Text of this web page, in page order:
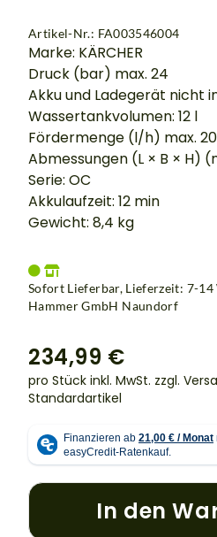
Artikel-Nr.: FA003546004
Marke: KÄRCHER
Druck (bar) max. 24
Akku und Ladegerät nicht
Wassertankvolumen: 12 l
Fördermenge (l/h) max.
Abmessungen (L × B × H)
Serie: OC
Akkulaufzeit: 12 min
Gewicht: 8,4 kg
Sofort Lieferbar, Lieferzeit: 7-14
Hammer GmbH Naundorf
234,99 €
pro Stück inkl. MwSt. zzgl.
Standardartikel
In den